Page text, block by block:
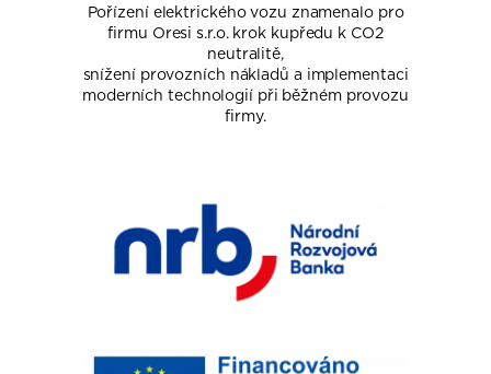
Pořízení elektrického vozu znamenalo pro
firmu Oresi s.r.o. krok kupředu k CO2
neutralitě,
snížení provozních nákladů a implementaci
moderních technologií při běžném provozu
firmy.